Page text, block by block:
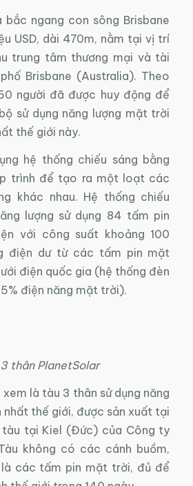
bắc ngang con sông Brisbane
USD, dài 470m, nằm tại vị trí
trung tâm thương mại và tài
Brisbane (Australia). Theo
người đã được huy động để
sử dụng năng lượng mặt trời
thế giới này.
hệ thống chiếu sáng bằng
trình để tạo ra một loạt các
khác nhau. Hệ thống chiếu
lượng sử dụng 84 tấm pin
với công suất khoảng 100
điện dư từ các tấm pin mặt
điện quốc gia (hệ thống đèn
điện năng mặt trời).
3 thân PlanetSolar
là tàu 3 thân sử dụng năng
nhất thế giới, được sản xuất tại
tại Kiel (Đức) của Công ty
không có các cánh buồm,
các tấm pin mặt trời, đủ để